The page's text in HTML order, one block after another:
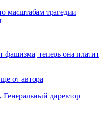
масштабам трагедии
фашизма, теперь она платит
от автора
директор